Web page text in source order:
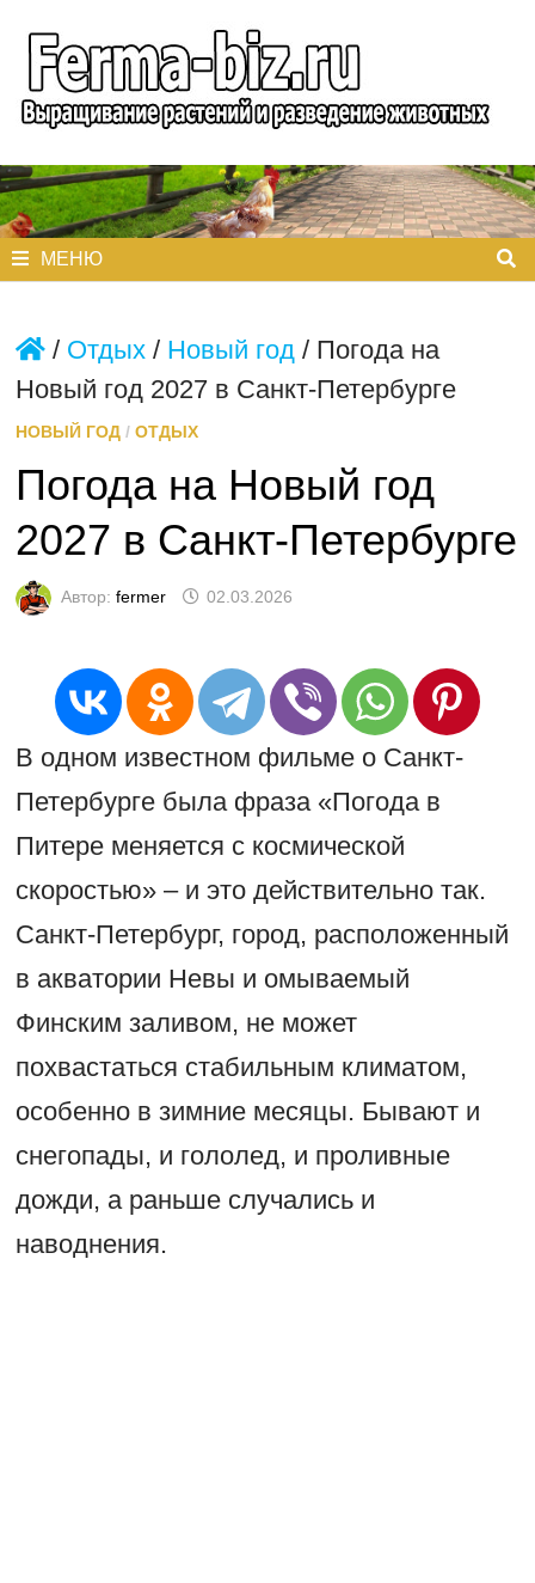
содержимому
МЕНЮ
/ Отдых/ Новый год/ Погода на
Новый год 2027 в Санкт-Петербурге
НОВЫЙ ГОД/ ОТДЫХ
Погода на Новый год
2027 в Санкт-Петербурге
Автор: fermer 02.03.2026
В одном известном фильме о Санкт-
Петербурге была фраза «Погода в
Питере меняется с космической
скоростью» – и это действительно так.
Санкт-Петербург, город, расположенный
в акватории Невы и омываемый
Финским заливом, не может
похвастаться стабильным климатом,
особенно в зимние месяцы. Бывают и
снегопады, и гололед, и проливные
дожди, а раньше случались и
наводнения.